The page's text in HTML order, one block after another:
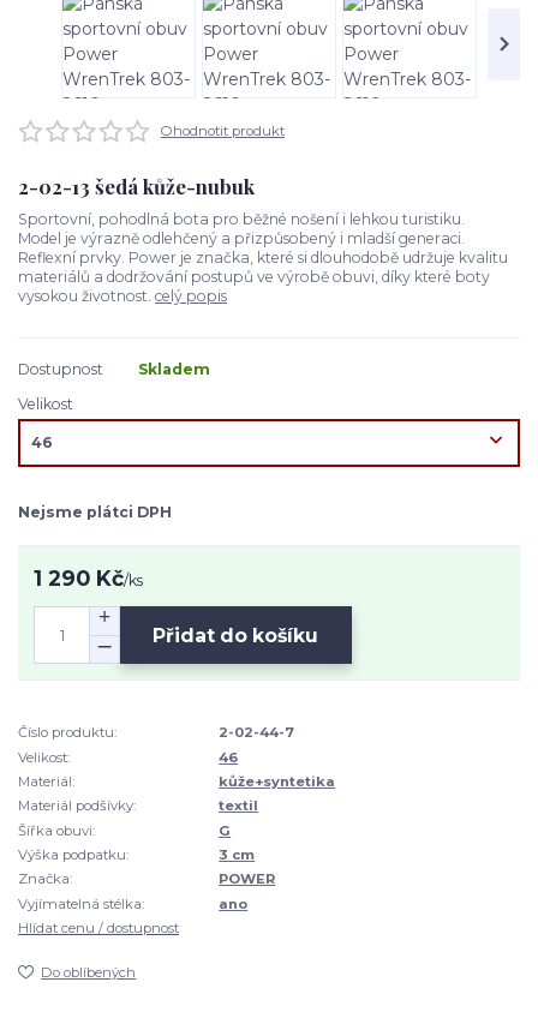
Ohodnotit produkt
2-02-13 šedá kůže-nubuk
Sportovní, pohodlná bota pro běžné nošení i lehkou turistiku.
Model je výrazně odlehčený a přizpůsobený i mladší generaci.
Reflexní prvky. Power je značka, které si dlouhodobě udržuje kvalitu
materiálů a dodržování postupů ve výrobě obuvi, díky které boty
vysokou životnost. celý popis
Dostupnost
Skladem
Velikost
Nejsme plátci DPH
1 290 Kč/ks
Přidat do košíku
Číslo produktu:
2-02-44-7
Velikost:
46
Materiál:
kůže+syntetika
Materiál podšívky:
textil
Šířka obuvi:
G
Výška podpatku:
3 cm
Značka:
POWER
Vyjímatelná stélka:
ano
Hlídat cenu / dostupnost
Do oblíbených